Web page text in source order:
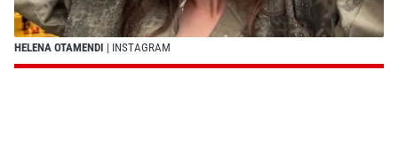
HELENA OTAMENDI | INSTAGRAM